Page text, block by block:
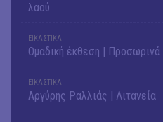
λαού
ΕΙΚΑΣΤΙΚΑ
Ομαδική έκθεση | Προσωρινά
ΕΙΚΑΣΤΙΚΑ
Αργύρης Ραλλιάς | Λιτανεία